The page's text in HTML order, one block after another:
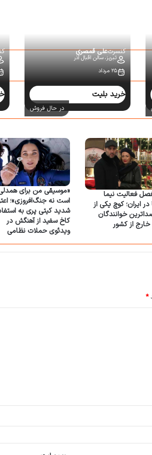
کنسرتعلی قمصری
تبریز،سالن اقبال آذر
۲۵ مرداد
خرید بلیت
در حال فروش
فعالیت نیما
ایران؛ کوچ یکی از
خوانندگان
از کشور
«موسیقی من برای
است نه جنگ‌افروزی»؛
شدید کیتی پری به
کاخ سفید از آهنگش در
ویدئوی حملات نظامی
*